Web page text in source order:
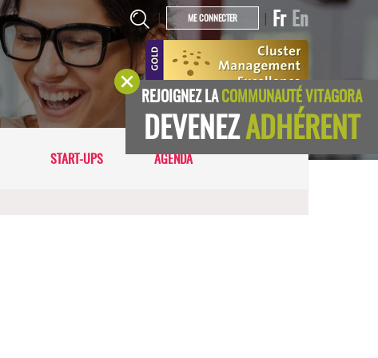
| ME CONNECTER | Fr En
START-UPS AGENDA
REJOIGNEZ LACOMMUNAUTÉ VITAGORA
DEVENEZADHÉRENT